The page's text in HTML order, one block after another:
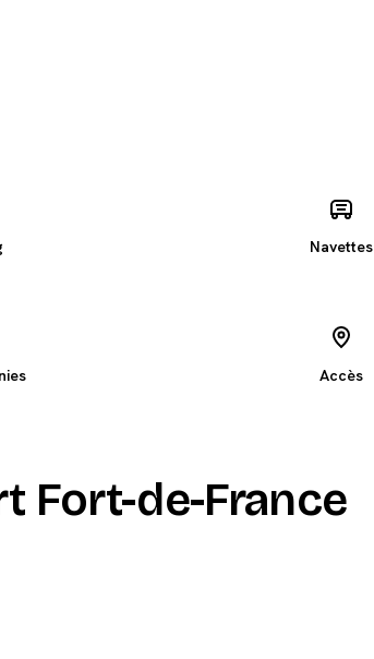
Navettes
Accès
Fort-de-France